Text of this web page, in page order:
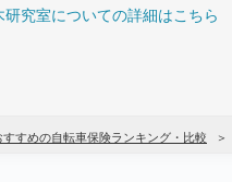
究室についての詳細はこちら
すすめの自転車保険ランキング・比較